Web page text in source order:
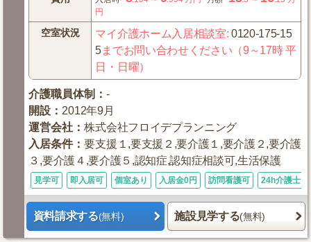
円
空室状況 マイ介護ホーム入居相談室:0120-175-15
5までお問い合わせください（9～17時 平
日・日曜）
介護職員体制 ：-
開設 ：2012年9月
運営会社 ：株式会社フロイデプランニング
入居条件：要支援１,要支援２,要介護１,要介護２,要介護
３,要介護４,要介護５,認知症,認知症相談可,生活保護
見学可 即入居可 個室あり 入居金0円 訪問看護可 24h介護士
資料請求する(無料) 施設見学する(無料)